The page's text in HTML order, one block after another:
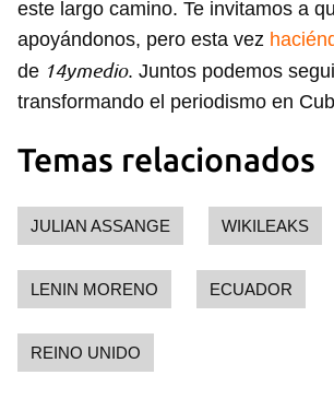
este largo camino. Te invitamos a
apoyándonos, pero esta vez
de 14ymedio. Juntos podemos
transformando el periodismo en
Temas relacionados
JULIAN ASSANGE WIKILEAKS
LENIN MORENO ECUADOR
REINO UNIDO